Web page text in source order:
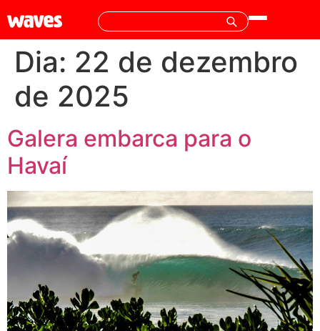
Dia: 22 de dezembro
de 2025
Galera embarca para o
Havaí